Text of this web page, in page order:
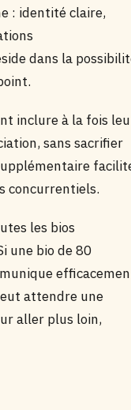
: identité claire,
dans la
inclure à la fois
sans sacrifier
concurrentiels.
les bios
une bio de 80
attendre une
aller plus loin,